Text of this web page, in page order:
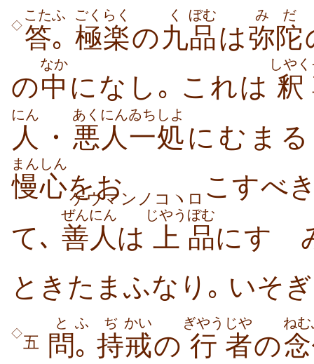
◇ 答
こた
｡
ふ
極楽
ごくらく
の九
く
品
ぼむ
は弥陀
みだ
の中
なか
になし｡ これは 釈
しやく
人
にん
・ 悪人
あくにん
一処
ゐちしよ
にむま
慢心
まんしん
をお
ケウマンノコヽロ こすべ
て､ 善人
ぜんにん
は 上
じやう
品
ぼむ
にすゝ
ときたまふなり｡ いそ
◇五 問
と
｡
ふ
持
ぢ
戒
かい
の 行
ぎやう
者
じや
の
ね